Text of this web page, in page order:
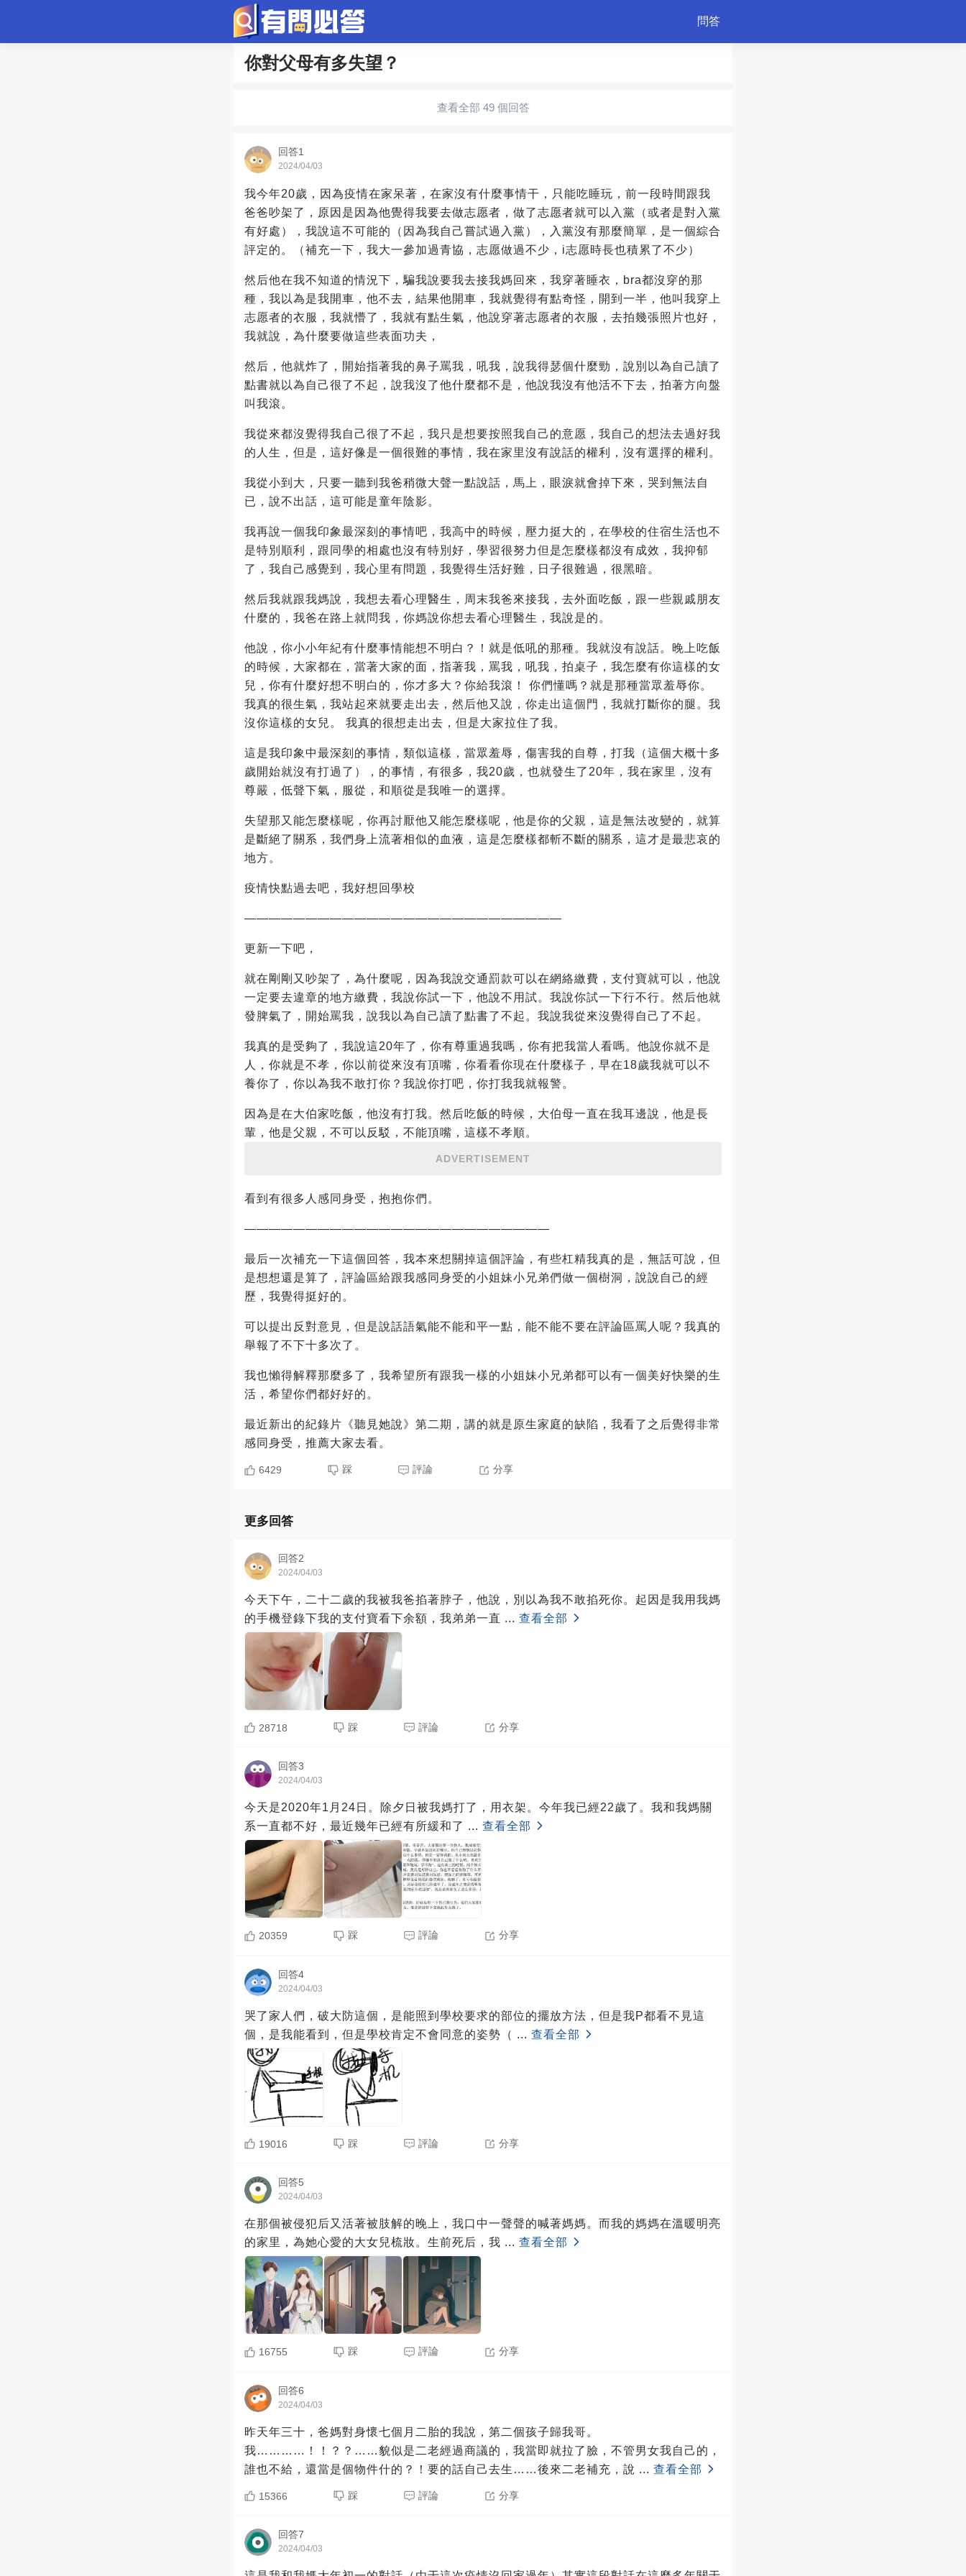
問答
你對父母有多失望？
查看全部 49 個回答
回答1
2024/04/03
我今年20歲，因為疫情在家呆著，在家沒有什麼事情干，只能吃睡玩，前一段時間跟我
爸爸吵架了，原因是因為他覺得我要去做志愿者，做了志愿者就可以入黨（或者是對入黨
有好處），我說這不可能的（因為我自己嘗試過入黨），入黨沒有那麼簡單，是一個綜合
評定的。（補充一下，我大一參加過青協，志愿做過不少，i志愿時長也積累了不少）
然后他在我不知道的情況下，騙我說要我去接我媽回來，我穿著睡衣，bra都沒穿的那
種，我以為是我開車，他不去，結果他開車，我就覺得有點奇怪，開到一半，他叫我穿上
志愿者的衣服，我就懵了，我就有點生氣，他說穿著志愿者的衣服，去拍幾張照片也好，
我就說，為什麼要做這些表面功夫，
然后，他就炸了，開始指著我的鼻子罵我，吼我，說我得瑟個什麼勁，說別以為自己讀了
點書就以為自己很了不起，說我沒了他什麼都不是，他說我沒有他活不下去，拍著方向盤
叫我滾。
我從來都沒覺得我自己很了不起，我只是想要按照我自己的意愿，我自己的想法去過好我
的人生，但是，這好像是一個很難的事情，我在家里沒有說話的權利，沒有選擇的權利。
我從小到大，只要一聽到我爸稍微大聲一點說話，馬上，眼淚就會掉下來，哭到無法自
已，說不出話，這可能是童年陰影。
我再說一個我印象最深刻的事情吧，我高中的時候，壓力挺大的，在學校的住宿生活也不
是特別順利，跟同學的相處也沒有特別好，學習很努力但是怎麼樣都沒有成效，我抑郁
了，我自己感覺到，我心里有問題，我覺得生活好難，日子很難過，很黑暗。
然后我就跟我媽說，我想去看心理醫生，周末我爸來接我，去外面吃飯，跟一些親戚朋友
什麼的，我爸在路上就問我，你媽說你想去看心理醫生，我說是的。
他說，你小小年紀有什麼事情能想不明白？！就是低吼的那種。我就沒有說話。晚上吃飯
的時候，大家都在，當著大家的面，指著我，罵我，吼我，拍桌子，我怎麼有你這樣的女
兒，你有什麼好想不明白的，你才多大？你給我滾！ 你們懂嗎？就是那種當眾羞辱你。
我真的很生氣，我站起來就要走出去，然后他又說，你走出這個門，我就打斷你的腿。我
沒你這樣的女兒。 我真的很想走出去，但是大家拉住了我。
這是我印象中最深刻的事情，類似這樣，當眾羞辱，傷害我的自尊，打我（這個大概十多
歲開始就沒有打過了），的事情，有很多，我20歲，也就發生了20年，我在家里，沒有
尊嚴，低聲下氣，服從，和順從是我唯一的選擇。
失望那又能怎麼樣呢，你再討厭他又能怎麼樣呢，他是你的父親，這是無法改變的，就算
是斷絕了關系，我們身上流著相似的血液，這是怎麼樣都斬不斷的關系，這才是最悲哀的
地方。
疫情快點過去吧，我好想回學校
——————————————————————————
更新一下吧，
就在剛剛又吵架了，為什麼呢，因為我說交通罰款可以在網絡繳費，支付寶就可以，他說
一定要去違章的地方繳費，我說你試一下，他說不用試。我說你試一下行不行。然后他就
發脾氣了，開始罵我，說我以為自己讀了點書了不起。我說我從來沒覺得自己了不起。
我真的是受夠了，我說這20年了，你有尊重過我嗎，你有把我當人看嗎。他說你就不是
人，你就是不孝，你以前從來沒有頂嘴，你看看你現在什麼樣子，早在18歲我就可以不
養你了，你以為我不敢打你？我說你打吧，你打我我就報警。
因為是在大伯家吃飯，他沒有打我。然后吃飯的時候，大伯母一直在我耳邊說，他是長
輩，他是父親，不可以反駁，不能頂嘴，這樣不孝順。
ADVERTISEMENT
看到有很多人感同身受，抱抱你們。
—————————————————————————
最后一次補充一下這個回答，我本來想關掉這個評論，有些杠精我真的是，無話可說，但
是想想還是算了，評論區給跟我感同身受的小姐妹小兄弟們做一個樹洞，說說自己的經
歷，我覺得挺好的。
可以提出反對意見，但是說話語氣能不能和平一點，能不能不要在評論區罵人呢？我真的
舉報了不下十多次了。
我也懶得解釋那麼多了，我希望所有跟我一樣的小姐妹小兄弟都可以有一個美好快樂的生
活，希望你們都好好的。
最近新出的紀錄片《聽見她說》第二期，講的就是原生家庭的缺陷，我看了之后覺得非常
感同身受，推薦大家去看。
6429 踩 評論 分享
更多回答
回答2
2024/04/03
今天下午，二十二歲的我被我爸掐著脖子，他說，別以為我不敢掐死你。起因是我用我媽
的手機登錄下我的支付寶看下余額，我弟弟一直 ... 查看全部
28718 踩 評論 分享
回答3
2024/04/03
今天是2020年1月24日。除夕日被我媽打了，用衣架。今年我已經22歲了。我和我媽關
系一直都不好，最近幾年已經有所緩和了 ... 查看全部
20359 踩 評論 分享
回答4
2024/04/03
哭了家人們，破大防這個，是能照到學校要求的部位的擺放方法，但是我P都看不見這
個，是我能看到，但是學校肯定不會同意的姿勢（ ... 查看全部
19016 踩 評論 分享
回答5
2024/04/03
在那個被侵犯后又活著被肢解的晚上，我口中一聲聲的喊著媽媽。而我的媽媽在溫暖明亮
的家里，為她心愛的大女兒梳妝。生前死后，我 ... 查看全部
16755 踩 評論 分享
回答6
2024/04/03
昨天年三十，爸媽對身懷七個月二胎的我說，第二個孩子歸我哥。
我…………！！？？……貌似是二老經過商議的，我當即就拉了臉，不管男女我自己的，
誰也不給，還當是個物件什的？！要的話自己去生……後來二老補充，說 ... 查看全部
15366 踩 評論 分享
回答7
2024/04/03
問答
娛樂 夫妻生活